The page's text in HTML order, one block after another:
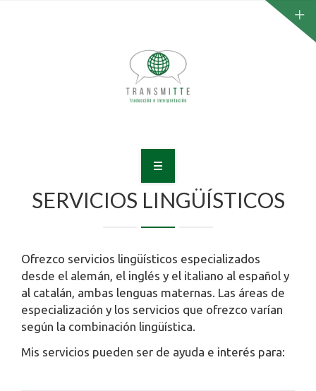
REFERENCIAS
PRESUPUESTO
ACTUALIDAD
CONTACTO
SERVICIOS LINGÜÍSTICOS
Ofrezco servicios lingüísticos especializados
desde el alemán, el inglés y el italiano al español y
al catalán, ambas lenguas maternas. Las áreas de
especialización y los servicios que ofrezco varían
según la combinación lingüística.
Mis servicios pueden ser de ayuda e interés para: